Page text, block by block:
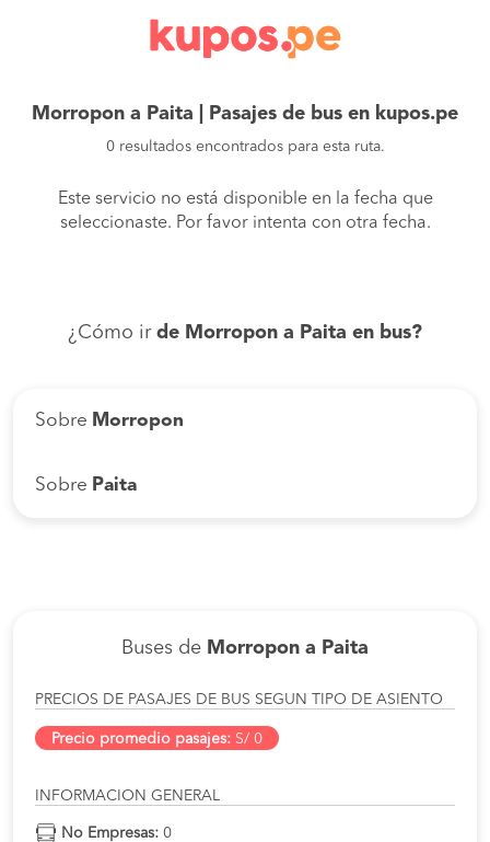
Morropon a Paita | Pasajes de bus en kupos.pe
0 resultados encontrados para esta ruta.
Este servicio no está disponible en la fecha que
seleccionaste. Por favor intenta con otra fecha.
¿Cómo ir de Morropon a Paita en bus?
Sobre Morropon
Sobre Paita
Buses de Morropon a Paita
PRECIOS DE PASAJES DE BUS SEGUN TIPO DE ASIENTO
Precio promedio pasajes: S/ 0
INFORMACION GENERAL
No Empresas: 0